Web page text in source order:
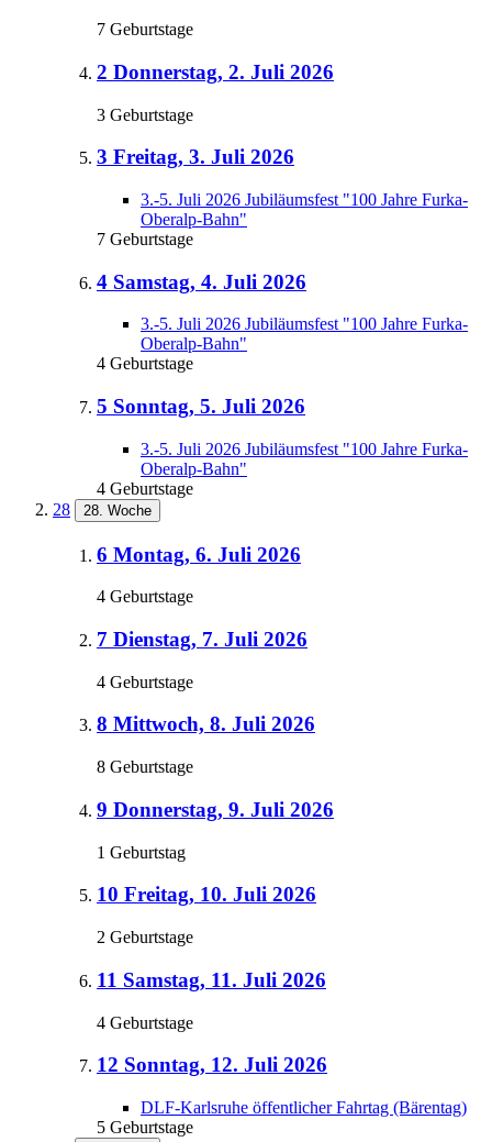
7 Geburtstage
2 Donnerstag, 2. Juli 2026
3 Geburtstage
3 Freitag, 3. Juli 2026
3.-5. Juli 2026 Jubiläumsfest "100 Jahre Furka-
Oberalp-Bahn"
7 Geburtstage
4 Samstag, 4. Juli 2026
3.-5. Juli 2026 Jubiläumsfest "100 Jahre Furka-
Oberalp-Bahn"
4 Geburtstage
5 Sonntag, 5. Juli 2026
3.-5. Juli 2026 Jubiläumsfest "100 Jahre Furka-
Oberalp-Bahn"
4 Geburtstage
28
28. Woche
6 Montag, 6. Juli 2026
4 Geburtstage
7 Dienstag, 7. Juli 2026
4 Geburtstage
8 Mittwoch, 8. Juli 2026
8 Geburtstage
9 Donnerstag, 9. Juli 2026
1 Geburtstag
10 Freitag, 10. Juli 2026
2 Geburtstage
11 Samstag, 11. Juli 2026
4 Geburtstage
12 Sonntag, 12. Juli 2026
DLF-Karlsruhe öffentlicher Fahrtag (Bärentag)
5 Geburtstage